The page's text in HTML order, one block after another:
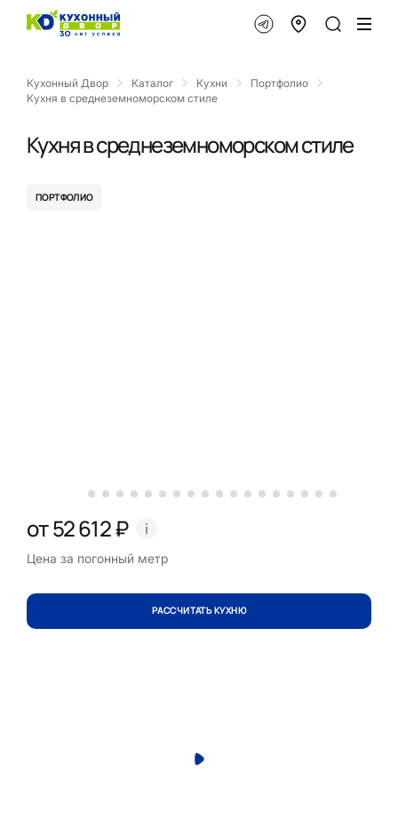
Кухонный Двор Каталог Кухни
Портфолио
Кухня в среднеземноморском стиле
Кухня в среднеземноморском стиле
ПОРТФОЛИО
от 52 612 ₽
Цена за погонный метр
РАССЧИТАТЬ КУХНЮ